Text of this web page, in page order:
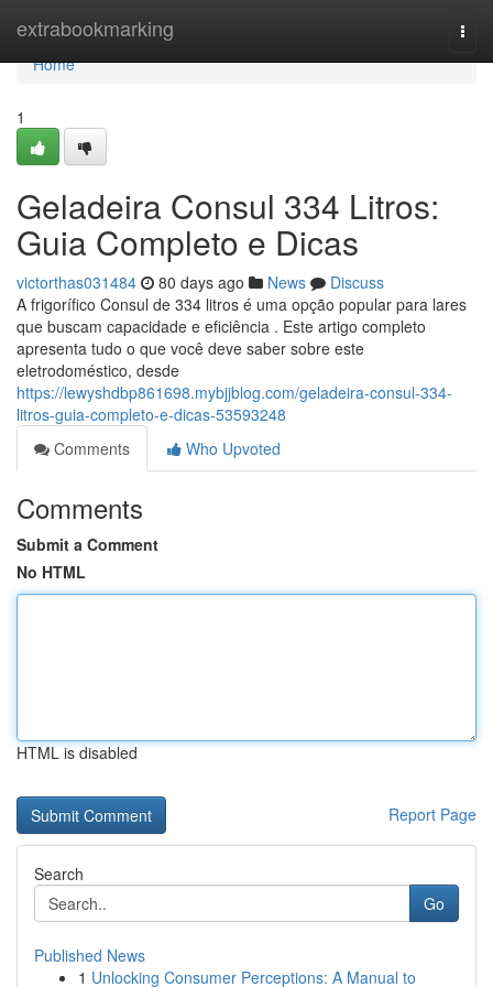
extrabookmarking
Home
Home
1
Geladeira Consul 334 Litros:
Guia Completo e Dicas
victorthas031484 80 days ago News
Discuss
A frigorífico Consul de 334 litros é uma opção popular para lares
que buscam capacidade e eficiência . Este artigo completo
apresenta tudo o que você deve saber sobre este
eletrodoméstico, desde
https://lewyshdbp861698.mybjjblog.com/geladeira-consul-334-
litros-guia-completo-e-dicas-53593248
Comments
Who Upvoted
Comments
Submit a Comment
No HTML
HTML is disabled
Report Page
Search
Go
Published News
1 Unlocking Consumer Perceptions: A Manual to